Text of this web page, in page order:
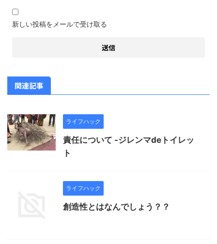
新しい投稿をメールで受け取る
関連記事
ライフハック
責任について -ジレンマdeトイレッ
ト
ライフハック
創造性とはなんでしょう？？